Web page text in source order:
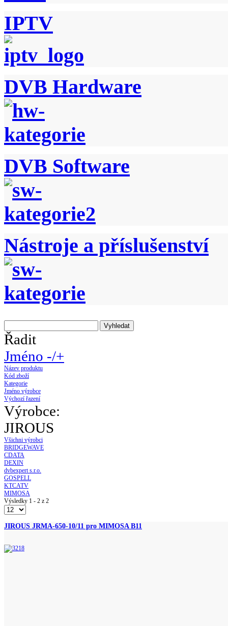
IPTV
DVB Hardware
DVB Software
Nástroje a příslušenství
Řadit
Jméno -/+
Název produktu
Kód zboží
Kategorie
Jméno výrobce
Výchozí řazení
Výrobce:
JIROUS
Všichni výrobci
BRIDGEWAVE
CDATA
DEXIN
dvbexpert s.r.o.
GOSPELL
KTCATV
MIMOSA
Výsledky 1 - 2 z 2
JIROUS JRMA-650-10/11 pro MIMOSA B11